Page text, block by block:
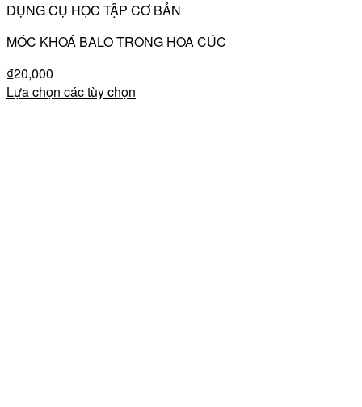
DỤNG CỤ HỌC TẬP CƠ BẢN
MÓC KHOÁ BALO TRONG HOA CÚC
₫20,000
Lựa chọn các tùy chọn